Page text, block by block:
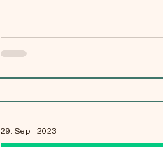
29. Sept. 2023